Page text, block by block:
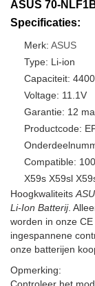
ASUS 70-
Specificaties:
Merk: ASUS
Type: Li-ion
Capaciteit:
Voltage: 11.1V
Garantie: 12
Productcode:
Compatible:
X59s X59sl
Hoogkwaliteits
Li-Ion Batterij.
worden in onze
ingespannene
onze batterijen
Opmerking: